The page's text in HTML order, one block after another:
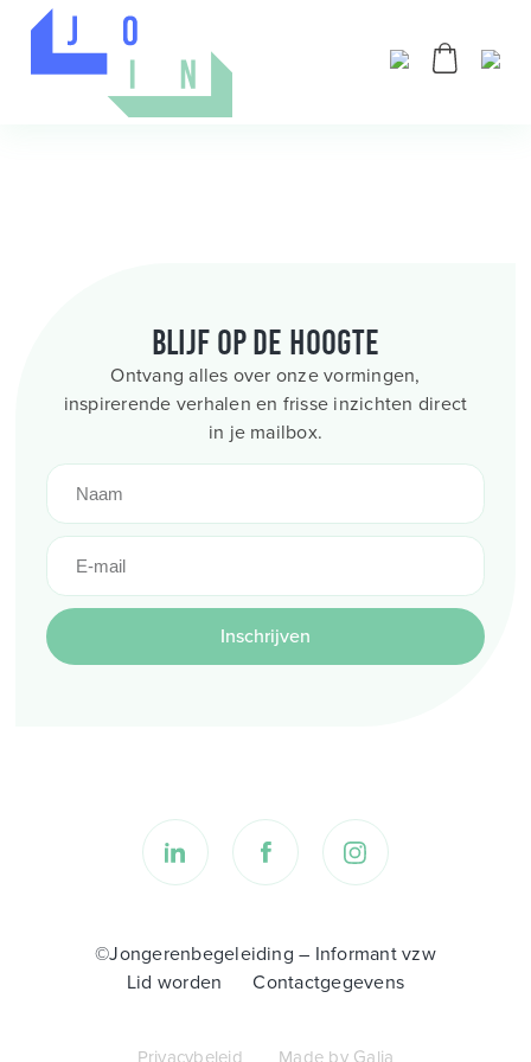
Blijf op de hoogte
Ontvang alles over onze vormingen,
inspirerende verhalen en frisse inzichten direct
in je mailbox.
Inschrijven
©Jongerenbegeleiding – Informant vzw
Lid worden
Contactgegevens